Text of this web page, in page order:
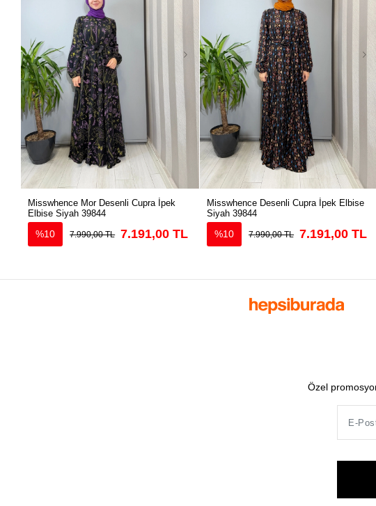
Misswhence Mor Desenli Cupra İpek
Elbise Siyah 39844
%10 7.990,00 TL 7.191,00 TL
Misswhence Desenli Cupra İpek Elbise
Siyah 39844
%10 7.990,00 TL 7.191,00 TL
Özel